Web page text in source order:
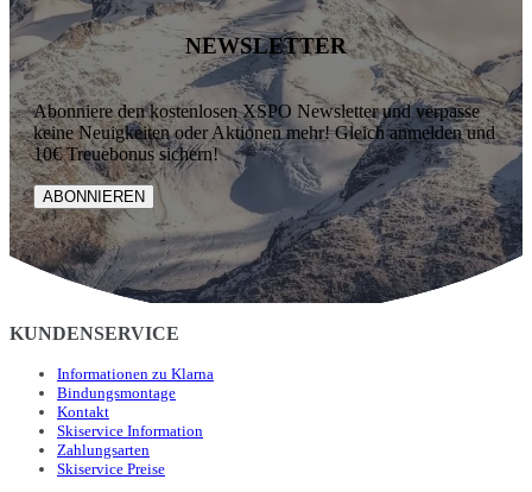
NEWSLETTER
Abonniere den kostenlosen XSPO Newsletter und verpasse
keine Neuigkeiten oder Aktionen mehr! Gleich anmelden und
10€ Treuebonus sichern!
ABONNIEREN
KUNDENSERVICE
Informationen zu Klarna
Bindungsmontage
Kontakt
Skiservice Information
Zahlungsarten
Skiservice Preise